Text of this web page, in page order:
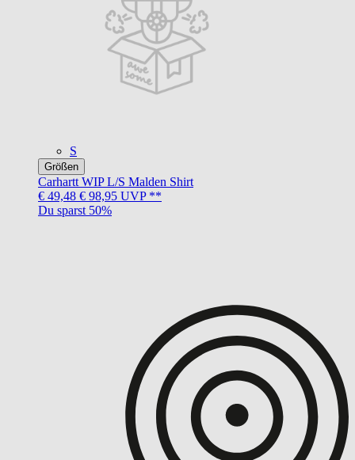
S
Größen
Carhartt WIP L/S Malden Shirt
€ 49,48 € 98,95 UVP **
Du sparst 50%